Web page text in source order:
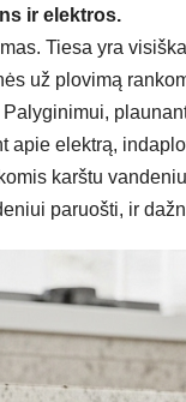
ir elektros.
Tiesa yra
už plovimą
apie elektrą,
karštu
paruošti, ir